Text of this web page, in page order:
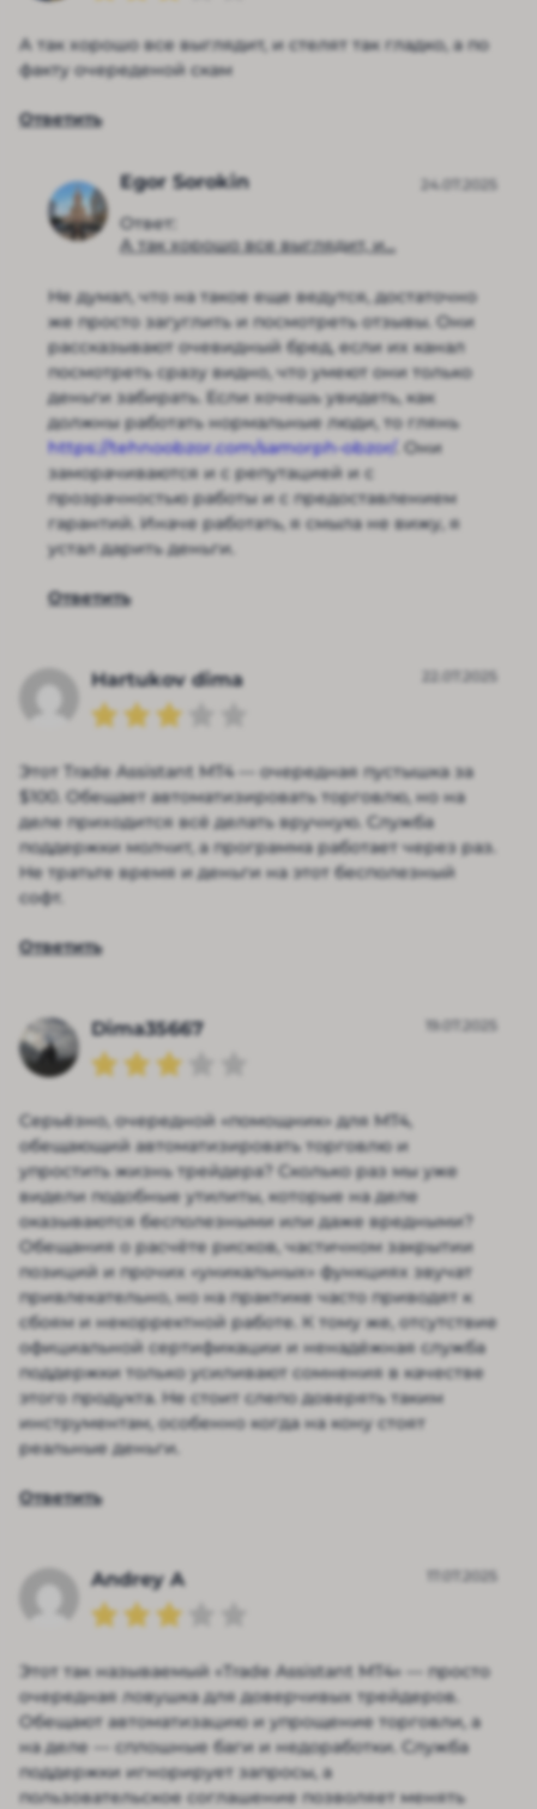
А так хорошо все выглядит, и стелят так гладко, а по
факту очереденой скам
Ответить
Egor Sorokin
Ответ:
А так хорошо все выглядит, и...
24.07.2025
Не думал, что на такое еще ведутся, достаточно
же просто загуглить и посмотреть отзывы. Они
рассказывают очевидный бред, если их канал
посмотреть сразу видно, что умеют они только
деньги забирать. Если хочешь увидеть, как
должны работать нормальные люди, то глянь
https://tehnoobzor.com/samorph-obzor/ . Они
заморачиваются и с репутацией и с
прозрачностью работы и с предоставлением
гарантий. Иначе работать, я смыла не вижу, я
устал дарить деньги.
Ответить
Hartukov dima 22.07.2025
Этот Trade Assistant MT4 — очередная пустышка за
$100. Обещает автоматизировать торговлю, но на
деле приходится всё делать вручную. Служба
поддержки молчит, а программа работает через раз.
Не тратьте время и деньги на этот бесполезный
софт.
Ответить
Dima35667 19.07.2025
Серьёзно, очередной «помощник» для MT4,
обещающий автоматизировать торговлю и
упростить жизнь трейдера? Сколько раз мы уже
видели подобные утилиты, которые на деле
оказываются бесполезными или даже вредными?
Обещания о расчёте рисков, частичном закрытии
позиций и прочих «уникальных» функциях звучат
привлекательно, но на практике часто приводят к
сбоям и некорректной работе. К тому же, отсутствие
официальной сертификации и ненадёжная служба
поддержки только усиливают сомнения в качестве
этого продукта. Не стоит слепо доверять таким
инструментам, особенно когда на кону стоят
реальные деньги.
Ответить
Andrey A 17.07.2025
Этот так называемый «Trade Assistant MT4» — просто
очередная ловушка для доверчивых трейдеров.
Обещают автоматизацию и упрощение торговли, а
на деле — сплошные баги и недоработки. Служба
поддержки игнорирует запросы, а
пользовательское соглашение позволяет менять